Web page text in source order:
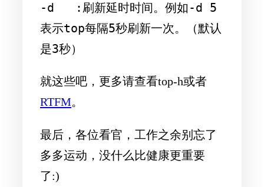
-d   :刷新延时时间。例如-d 5
表示top每隔5秒刷新一次。（默认
就这些吧，更多请查看top-h或者
RTFM。
最后，各位看官，工作之余别忘了
多多运动，没什么比健康更重要
了:)